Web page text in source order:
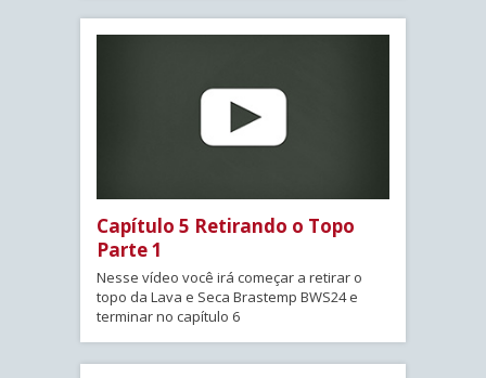
Capítulo 5 Retirando o Topo
Parte 1
Nesse vídeo você irá começar a retirar o
topo da Lava e Seca Brastemp BWS24 e
terminar no capítulo 6